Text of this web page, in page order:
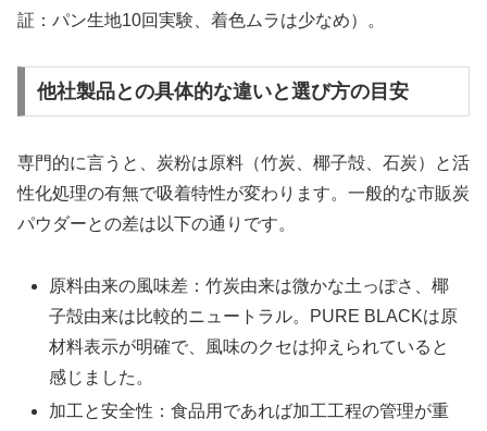
証：パン生地10回実験、着色ムラは少なめ）。
他社製品との具体的な違いと選び方の目安
専門的に言うと、炭粉は原料（竹炭、椰子殻、石炭）と活
性化処理の有無で吸着特性が変わります。一般的な市販炭
パウダーとの差は以下の通りです。
原料由来の風味差：竹炭由来は微かな土っぽさ、椰
子殻由来は比較的ニュートラル。PURE BLACKは原
材料表示が明確で、風味のクセは抑えられていると
感じました。
加工と安全性：食品用であれば加工工程の管理が重